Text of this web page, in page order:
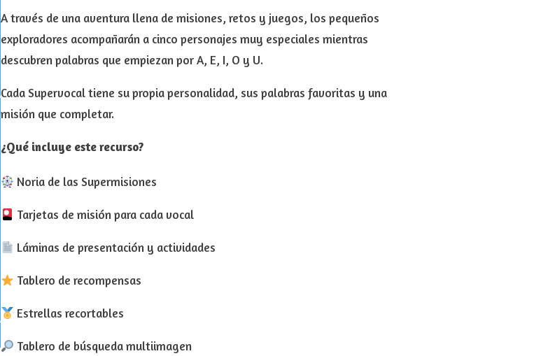
A través de una aventura llena de misiones, retos y juegos, los pequeños
exploradores acompañarán a cinco personajes muy especiales mientras
descubren palabras que empiezan por A, E, I, O y U.
Cada Supervocal tiene su propia personalidad, sus palabras favoritas y una
misión que completar.
¿Qué incluye este recurso?
Noria de las Supermisiones
Tarjetas de misión para cada vocal
Láminas de presentación y actividades
Tablero de recompensas
Estrellas recortables
Tablero de búsqueda multiimagen